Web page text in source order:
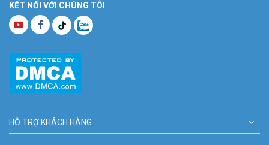
KẾT NỐI VỚI CHÚNG TÔI
HỖ TRỢ KHÁCH HÀNG